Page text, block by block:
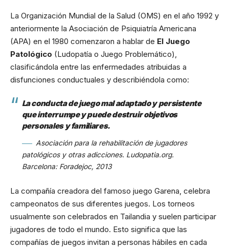
La Organización Mundial de la Salud (OMS) en el año 1992 y
anteriormente la Asociación de Psiquiatría Americana
(APA) en el 1980 comenzaron a hablar de El Juego
Patológico (Ludopatía o Juego Problemático),
clasificándola entre las enfermedades atribuidas a
disfunciones conductuales y describiéndola como:
La conducta de juego mal adaptado y persistente
que interrumpe y puede destruir objetivos
personales y familiares.
Asociación para la rehabilitación de jugadores
patológicos y otras adicciones. Ludopatia.org.
Barcelona: Foradejoc, 2013
La compañía creadora del famoso juego Garena, celebra
campeonatos de sus diferentes juegos. Los torneos
usualmente son celebrados en Tailandia y suelen participar
jugadores de todo el mundo. Esto significa que las
compañías de juegos invitan a personas hábiles en cada